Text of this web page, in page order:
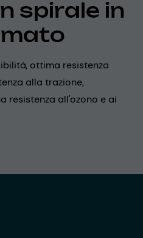
spirale in
ottima resistenza
alla trazione,
resistenza all'ozono e ai